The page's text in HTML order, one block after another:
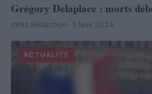
Grégory Delaplace : morts
Infos Rédaction · 1 Nov 2024
ACTUALITÉ